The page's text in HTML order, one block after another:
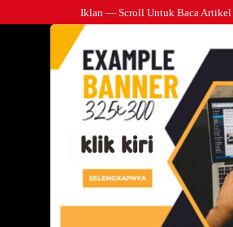
ke
Iklan — Scroll Untuk Baca Artikel